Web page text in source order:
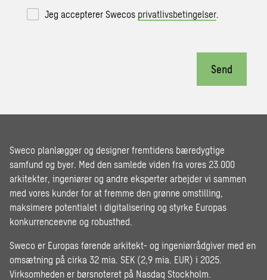
Jeg accepterer Swecos privatlivsbetingelser
Send
Sweco planlægger og designer fremtidens bæredygtige
samfund og byer. Med den samlede viden fra vores 23.000
arkitekter, ingeniører og andre eksperter arbejder vi sammen
med vores kunder for at fremme den grønne omstilling,
maksimere potentialet i digitalisering og styrke Europas
konkurrenceevne og robusthed.
Sweco er Europas førende arkitekt- og ingeniørrådgiver med en
omsætning på cirka 32 mia. SEK (2,9 mia. EUR) i 2025.
Virksomheden er børsnoteret på Nasdaq Stockholm.